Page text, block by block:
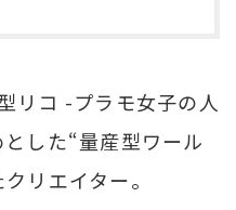
リコ -プラモ女子の人
した“量産型ワール
リエイター。